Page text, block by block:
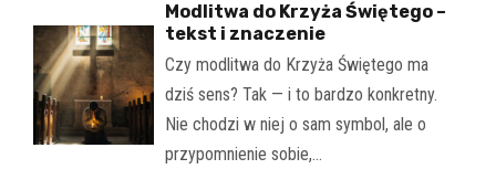
Modlitwa do Krzyża Świętego –
tekst i znaczenie
Czy modlitwa do Krzyża Świętego ma
dziś sens? Tak — i to bardzo konkretny.
Nie chodzi w niej o sam symbol, ale o
przypomnienie sobie,…